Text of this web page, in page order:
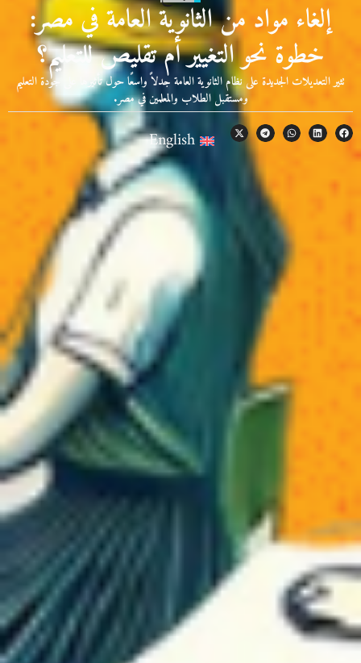
إلغاء مواد من الثانوية العامة في مصر:
خطوة نحو التغيير أم تقليص للتعليم؟
تثير التعديلات الجديدة على نظام الثانوية العامة جدلاً واسعًا حول تأثيرها على جودة التعليم
ومستقبل الطلاب والمعلمين في مصر.
English